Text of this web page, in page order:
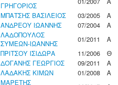
ΓΡΗΓΟΡΙΟΣ
ΜΠΑΤΣΗΣ ΒΑΣΙΛΕΙΟΣ 03/2005
Α
ΑΝΔΡΕΟΥ ΙΩΑΝΝΗΣ 07/2004
Α
ΛΑΔΟΠΟΥΛΟΣ
ΣΥΜΕΩΝ-ΙΩΑΝΝΗΣ
01/2011
Α
ΠΡΙΤΣΟΥ ΙΣΙΔΩΡΑ 11/2006
Θ
ΔΟΓΑΝΗΣ ΓΕΩΡΓΙΟΣ 09/2011
Α
ΛΑΔΑΚΗΣ ΚΙΜΩΝ 01/2008
Α
ΜΑΡΕΤΗΣ